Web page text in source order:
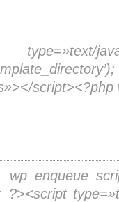
script><?php
?><script